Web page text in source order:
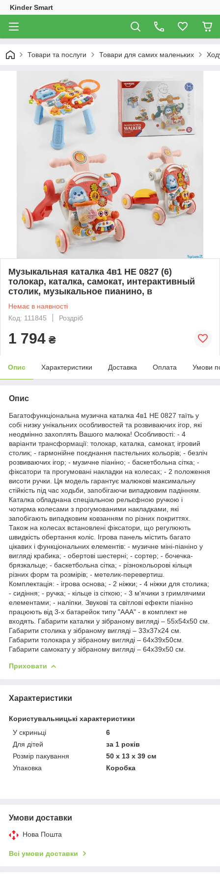
Kinder Smart
Товари та послуги Товари для самих маленьких
Музыкальная каталка 4в1 НЕ 0827 (6)
толокар, каталка, самокат, интерактивный
столик, музыкальное пианино, в
Немає в наявності
Код: 111845
Роздріб
1 794 ₴
Опис Характеристики Доставка Оплата Умови
Опис
Багатофункціональна музична каталка 4в1 НЕ 0827 таїть у
собі низку унікальних особливостей та розвиваючих ігор, які
неодмінно захоплять Вашого малюка! Особливості: - 4
варіанти трансформації: толокар, каталка, самокат, ігровий
столик; - гармонійне поєднання пастельних кольорів; - безліч
розвиваючих ігор; - музичне піаніно; - баскетбольна сітка; -
фіксатори та прогумовані накладки на колесах; - 2 положення
висоти ручки. Ця модель гарантує малюкові максимальну
стійкість під час ходьби, запобігаючи випадковим падінням.
Каталка обладнана спеціальною рельєфною ручкою і
чотирма колесами з прогумованими накладками, які
запобігають випадковим ковзанням по різних покриттях.
Також на колесах встановлені фіксатори, що регулюють
швидкість обертання коліс. Ігрова панель містить багато
цікавих і функціональних елементів: - музичне міні-піаніно у
вигляді крабика; - обертові шестерні; - сортер; - бочечка-
брязкальце; - баскетбольна сітка; - різнокольорові кільця
різних форм та розмірів; - метелик-перевертиш.
Комплектація: - ігрова основа; - 2 ніжки; - 4 ніжки для столика;
- сидіння; - ручка; - кільце із сіткою; - 3 м'ячики з гримлячими
елементами; - наліпки. Звукові та світлові ефекти піаніно
працюють від 3-х батарейок типу "ААА" - в комплект не
входять. Габарити каталки у зібраному вигляді – 55х54х50 см.
Габарити столика у зібраному вигляді – 33х37х24 см.
Габарити толокара у зібраному вигляді – 64х39х50см.
Габарити самокату у зібраному вигляді – 64х39х50 см.
Приховати
Характеристики
Користувальницькі характеристики
У скриньці
6
Для дітей
за 1 років
Розмір пакування
50 х 13 х 39 см
Упаковка
Коробка
Умови доставки
Нова Пошта
Всі умови доставки